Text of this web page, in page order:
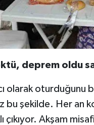
deprem oldu
olarak
şekilde. Her an
çıkıyor. Akşam